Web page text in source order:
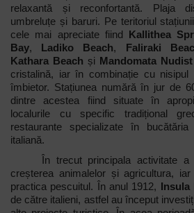
relaxantă și reconfortantă. Plaja
umbreluțe și baruri. Pe teritoriul
cele mai apreciate fiind Kallithea
Bay, Ladiko Beach, Faliraki
Kathara Beach și Mandomata
cristalină, iar în combinație cu nisipul
îmbietor. Stațiunea numără în jur de
dintre acestea fiind situate în
localurile cu specific tradițional
restaurante specializate în
italiană.
În trecut principala activitate a
creșterea animalelor și agricultura,
practica pescuitul. În anul 1912, Insula
de către italieni, astfel au început